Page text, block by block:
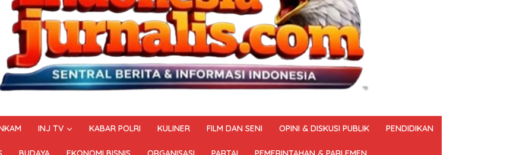
INJ TV KABAR POLRI KULINER FILM DAN SENI OPINI & DISKUSI PUBLIK PENDIDIKAN